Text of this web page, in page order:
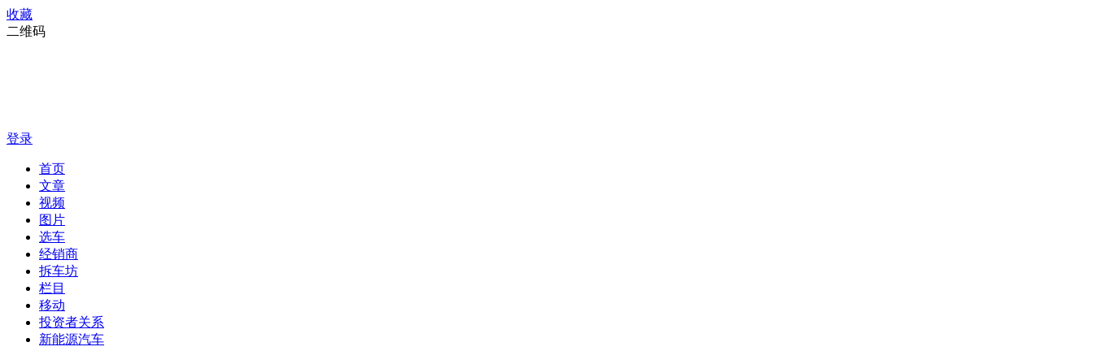
收藏
二维码
登录
首页
文章
视频
图片
选车
经销商
拆车坊
栏目
移动
投资者关系
新能源汽车